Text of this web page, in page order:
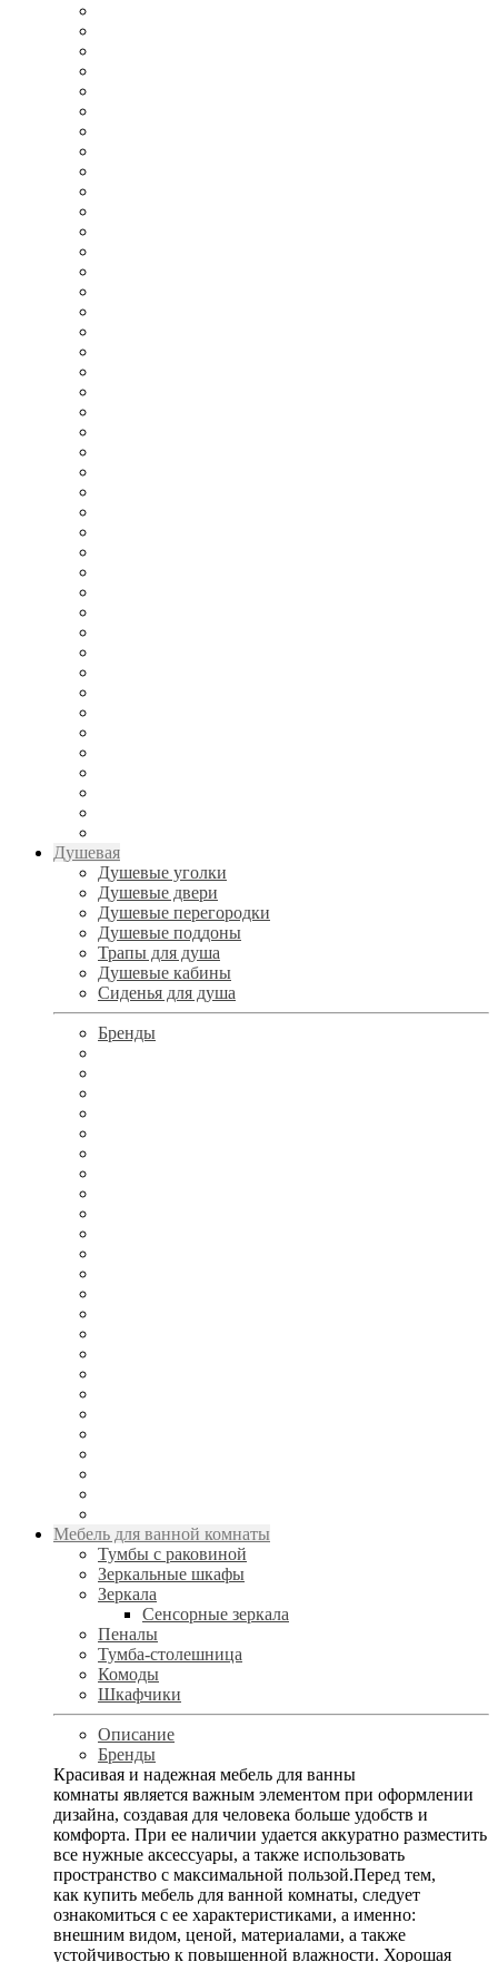
Душевая
Душевые уголки
Душевые двери
Душевые перегородки
Душевые поддоны
Трапы для душа
Душевые кабины
Сиденья для душа
Бренды
Мебель для ванной комнаты
Тумбы с раковиной
Зеркальные шкафы
Зеркала
Сенсорные зеркала
Пеналы
Тумба-столешница
Комоды
Шкафчики
Описание
Бренды
Красивая и надежная мебель для ванны
комнаты является важным элементом при оформлении
дизайна, создавая для человека больше удобств и
комфорта. При ее наличии удается аккуратно разместить
все нужные аксессуары, а также использовать
пространство с максимальной пользой.Перед тем,
как купить мебель для ванной комнаты, следует
ознакомиться с ее характеристиками, а именно:
внешним видом, ценой, материалами, а также
устойчивостью к повышенной влажности. Хорошая